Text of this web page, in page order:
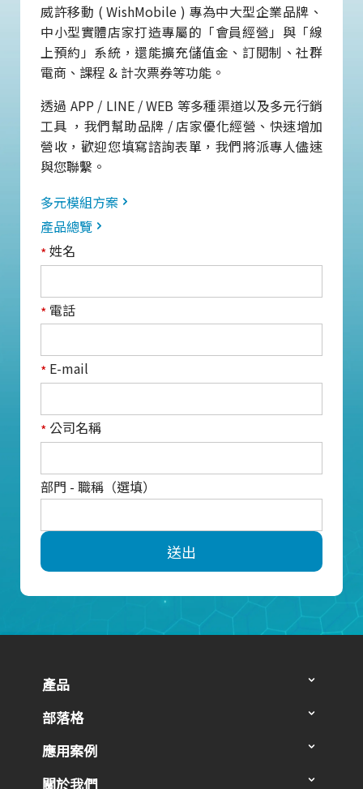
威許移動 ( WishMobile ) 專為中大型企業品牌、
中小型實體店家打造專屬的「會員經營」與「線
上預約」系統，還能擴充儲值金、訂閱制、社群
電商、課程 & 計次票券等功能。
透過 APP / LINE / WEB 等多種渠道以及多元行銷
工具 ，我們幫助品牌 / 店家優化經營、快速增加
營收，歡迎您填寫諮詢表單，我們將派專人儘速
與您聯繫。
多元模組方案
產品總覽
*姓名
* 電話
* E-mail
* 公司名稱
部門 - 職稱（選填）
送出
產品
部落格
應用案例
關於我們